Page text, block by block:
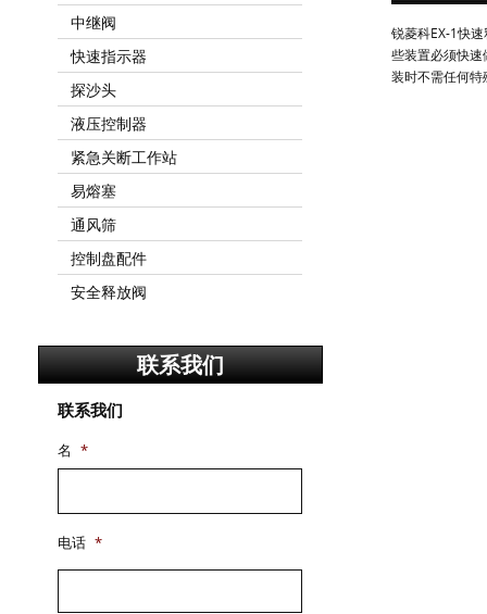
锐菱科EX-1快
些装置必须快
装时不需任何
中继阀
快速指示器
探沙头
液压控制器
紧急关断工作站
易熔塞
通风筛
控制盘配件
安全释放阀
联系我们
联系我们
名 *
电话 *